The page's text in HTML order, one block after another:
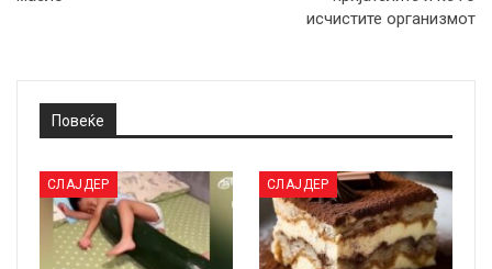
исчистите организмот
Повеќе
СЛАЈДЕР СЛАЈДЕР